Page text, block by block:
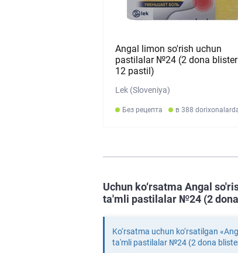
Angal limon so'rish uchun
pastilalar №24 (2 dona
12 pastil)
Lek (Sloveniya)
Без рецепта в 388
Uchun ko‘rsatma Angal
ta'mli pastilalar №24 (2
Ko‘rsatma uchun ko‘rsatilgan
ta'mli pastilalar №24 (2 dona